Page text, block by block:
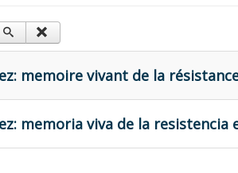
memoire vivant de la
memoria viva de la resistencia